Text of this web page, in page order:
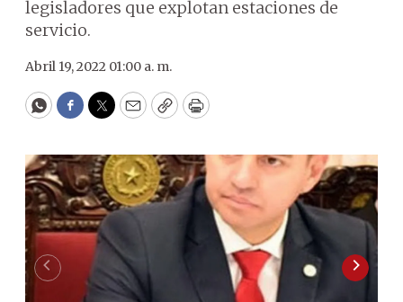
legisladores que explotan estaciones de
servicio.
Abril 19, 2022 01:00 a. m.
WhatsApp
Facebook
Twitter
EmailCopyPrint